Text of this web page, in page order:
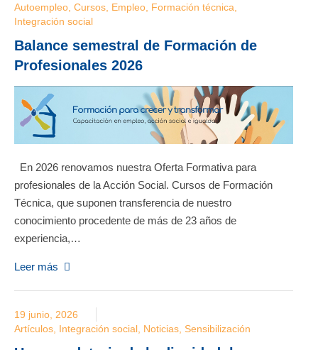
Autoempleo Cursos Empleo Formación técnica
Integración social
Balance semestral de Formación de
Profesionales 2026
En 2026 renovamos nuestra Oferta Formativa para
profesionales de la Acción Social. Cursos de Formación
Técnica, que suponen transferencia de nuestro
conocimiento procedente de más de 23 años de
experiencia,…
Leer más
19 junio, 2026
Artículos, Integración social, Noticias, Sensibilización